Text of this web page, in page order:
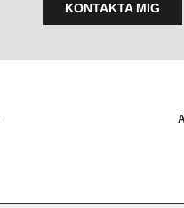
KONTAKTA MIG